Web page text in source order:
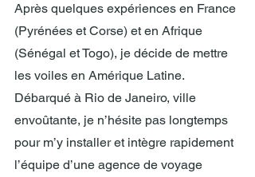
Après quelques expériences en France
(Pyrénées et Corse) et en Afrique
(Sénégal et Togo), je décide de mettre
les voiles en Amérique Latine.
Débarqué à Rio de Janeiro, ville
envoûtante, je n’hésite pas longtemps
pour m’y installer et intègre rapidement
l’équipe d’une agence de voyage